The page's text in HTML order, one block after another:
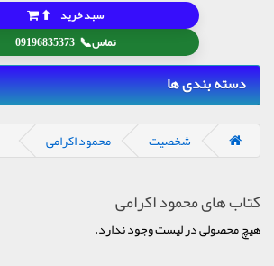
تماس📞
09196835373
سبد خرید ⬆
دسته بندی ها
شخصیت محمود اکرامی
کتاب های محمود اکرامی
هیچ محصولی در لیست وجود ندارد.